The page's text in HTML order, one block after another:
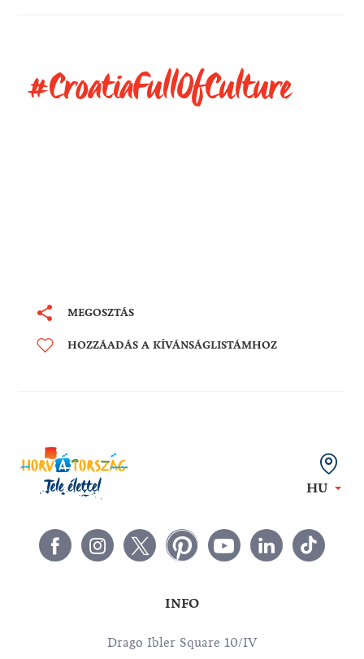
#CroatiaFullOfCulture
MEGOSZTÁS
HOZZÁADÁS A KÍVÁNSÁGLISTÁMHOZ
HU
INFO
Drago Ibler Square 10/IV